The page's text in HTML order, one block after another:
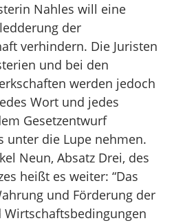
Nahles will eine
der
verhindern. Die Juristen
und bei den
werden jedoch
Wort und jedes
Gesetzentwurf
unter die Lupe nehmen.
Neun, Absatz Drei, des
heißt es weiter: “Das
und Förderung der
Wirtschaftsbedingungen